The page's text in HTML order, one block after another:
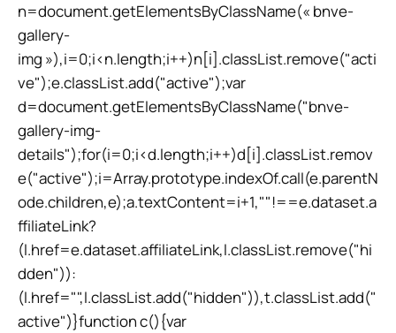
n=document.getElementsByClassName(« bnve-
gallery-
img »),i=0;i<n.length;i++)n[i].classList.remove("acti
ve");e.classList.add("active");var
d=document.getElementsByClassName("bnve-
gallery-img-
details");for(i=0;i<d.length;i++)d[i].classList.remov
e("active");i=Array.prototype.indexOf.call(e.parentN
ode.children,e);a.textContent=i+1,""!==e.dataset.a
ffiliateLink?
(l.href=e.dataset.affiliateLink,l.classList.remove("hi
dden")):
(l.href="",l.classList.add("hidden")),t.classList.add("
active")}function c(){var